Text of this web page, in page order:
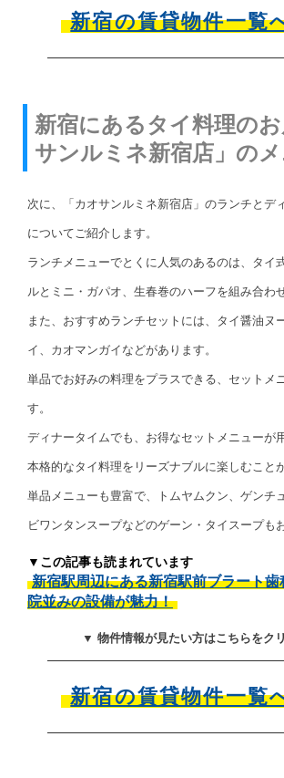
新宿の賃貸物件一覧
新宿にあるタイ料理の
サンルミネ新宿店」の
次に、「カオサンルミネ新宿店」のランチとデ
についてご紹介します。
ランチメニューでとくに人気のあるのは、タイ
ルとミニ・ガパオ、生春巻のハーフを組み合わ
また、おすすめランチセットには、タイ醤油ヌ
イ、カオマンガイなどがあります。
単品でお好みの料理をプラスできる、セットメ
す。
ディナータイムでも、お得なセットメニューが
本格的なタイ料理をリーズナブルに楽しむこと
単品メニューも豊富で、トムヤムクン、ゲンチ
ビワンタンスープなどのゲーン・タイスープも
▼この記事も読まれています
新宿駅周辺にある新宿駅前ブラート歯
院並みの設備が魅力！
▼ 物件情報が見たい方はこちらをク
新宿の賃貸物件一覧